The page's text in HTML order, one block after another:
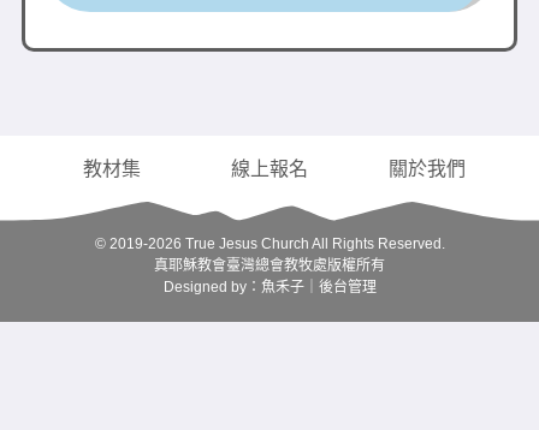
教材集 線上報名 關於我們
© 2019-2026 True Jesus Church All Rights Reserved.
真耶穌教會臺灣總會教牧處版權所有
Designed by： 魚禾子｜ 後台管理